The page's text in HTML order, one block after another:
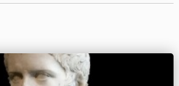
и Европы.Общая территория